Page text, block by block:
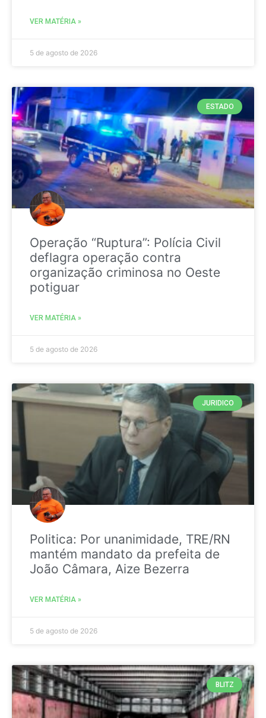
VER MATÉRIA »
5 de agosto de 2026
ESTADO
Operação “Ruptura”: Polícia Civil
deflagra operação contra
organização criminosa no Oeste
potiguar
VER MATÉRIA »
5 de agosto de 2026
JURIDICO
Politica: Por unanimidade, TRE/RN
mantém mandato da prefeita de
João Câmara, Aize Bezerra
VER MATÉRIA »
5 de agosto de 2026
BLITZ